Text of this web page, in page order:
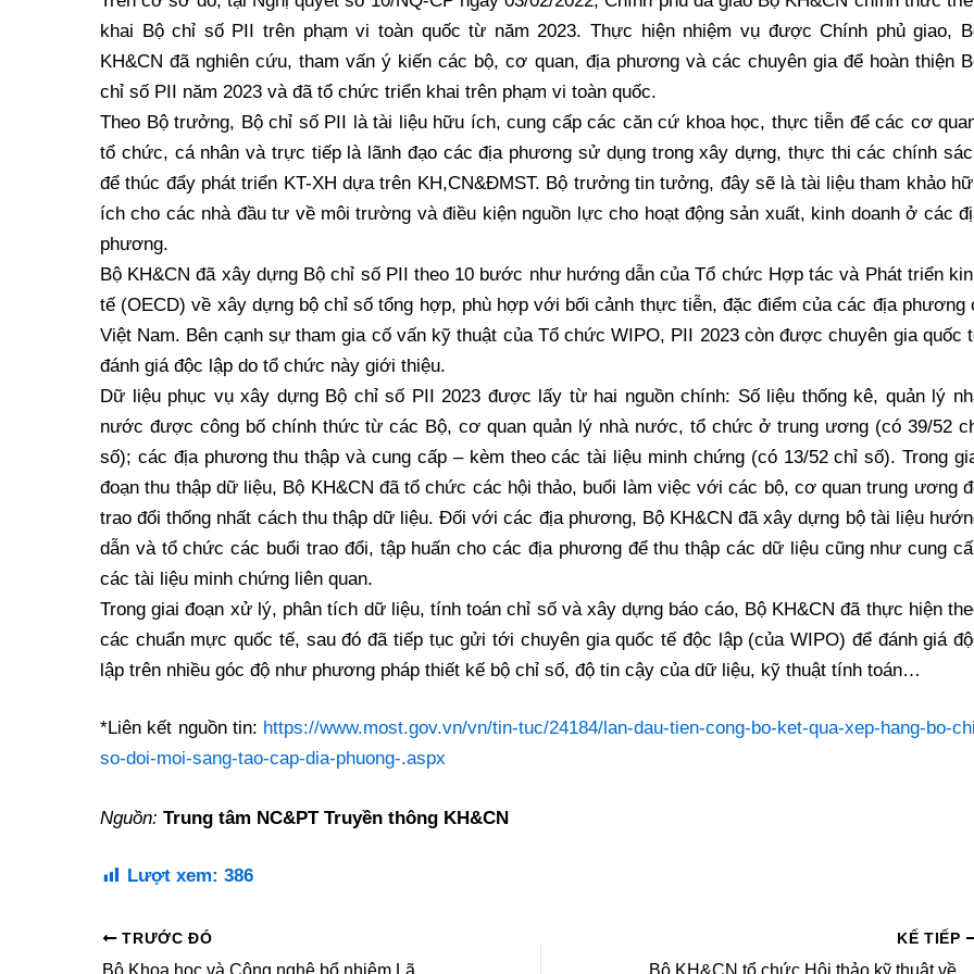
khai Bộ chỉ số PII trên phạm vi toàn quốc từ năm 2023. Thực hiện nhiệm vụ được Chính phủ giao,
KH&CN đã nghiên cứu, tham vấn ý kiến các bộ, cơ quan, địa phương và các chuyên gia để hoàn thiện
chỉ số PII năm 2023 và đã tổ chức triển khai trên phạm vi toàn quốc.
Theo Bộ trưởng, Bộ chỉ số PII là tài liệu hữu ích, cung cấp các căn cứ khoa học, thực tiễn để các cơ
tổ chức, cá nhân và trực tiếp là lãnh đạo các địa phương sử dụng trong xây dựng, thực thi các chính
để thúc đẩy phát triển KT-XH dựa trên KH,CN&ĐMST. Bộ trưởng tin tưởng, đây sẽ là tài liệu tham khảo
ích cho các nhà đầu tư về môi trường và điều kiện nguồn lực cho hoạt động sản xuất, kinh doanh ở các
phương.
Bộ KH&CN đã xây dựng Bộ chỉ số PII theo 10 bước như hướng dẫn của Tổ chức Hợp tác và Phát triển
tế (OECD) về xây dựng bộ chỉ số tổng hợp, phù hợp với bối cảnh thực tiễn, đặc điểm của các địa phương
Việt Nam. Bên cạnh sự tham gia cố vấn kỹ thuật của Tổ chức WIPO, PII 2023 còn được chuyên gia quốc
đánh giá độc lập do tổ chức này giới thiệu.
Dữ liệu phục vụ xây dựng Bộ chỉ số PII 2023 được lấy từ hai nguồn chính: Số liệu thống kê, quản lý
nước được công bố chính thức từ các Bộ, cơ quan quản lý nhà nước, tổ chức ở trung ương (có 39/52
số); các địa phương thu thập và cung cấp – kèm theo các tài liệu minh chứng (có 13/52 chỉ số). Trong
đoạn thu thập dữ liệu, Bộ KH&CN đã tổ chức các hội thảo, buổi làm việc với các bộ, cơ quan trung ương
trao đổi thống nhất cách thu thập dữ liệu. Đối với các địa phương, Bộ KH&CN đã xây dựng bộ tài liệu
dẫn và tổ chức các buổi trao đổi, tập huấn cho các địa phương để thu thập các dữ liệu cũng như cung
các tài liệu minh chứng liên quan.
Trong giai đoạn xử lý, phân tích dữ liệu, tính toán chỉ số và xây dựng báo cáo, Bộ KH&CN đã thực hiện
các chuẩn mực quốc tế, sau đó đã tiếp tục gửi tới chuyên gia quốc tế độc lập (của WIPO) để đánh giá
lập trên nhiều góc độ như phương pháp thiết kế bộ chỉ số, độ tin cậy của dữ liệu, kỹ thuật tính toán…
*Liên kết nguồn tin: https://www.most.gov.vn/vn/tin-tuc/24184/lan-dau-tien-cong-bo-ket-qua-xep-hang-bo-
so-doi-moi-sang-tao-cap-dia-phuong-.aspx
Nguồn: Trung tâm NC&PT Truyền thông KH&CN
Lượt xem: 386
TRƯỚC ĐÓ KẾ TIẾP